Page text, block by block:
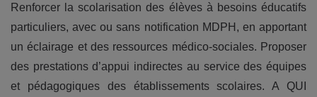
Renforcer la scolarisation des élèves à besoins éducatifs
particuliers, avec ou sans notification MDPH, en apportant
un éclairage et des ressources médico-sociales. Proposer
des prestations d’appui indirectes au service des équipes
et pédagogiques des établissements scolaires. A QUI